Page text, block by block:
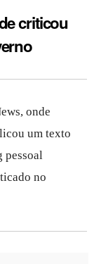
criticou
onde
um texto
pessoal
no